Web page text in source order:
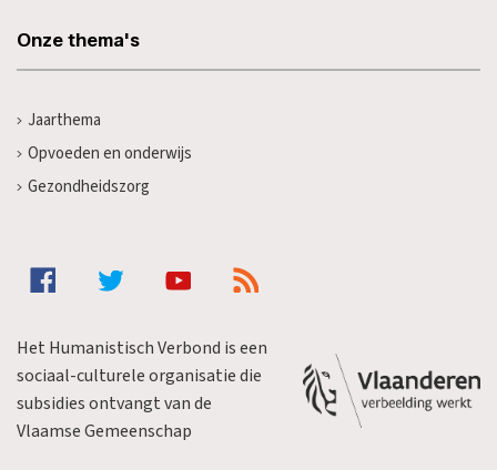
Onze thema's
Jaarthema
Opvoeden en onderwijs
Gezondheidszorg
Het Humanistisch Verbond is een
sociaal-culturele organisatie die
subsidies ontvangt van de
Vlaamse Gemeenschap